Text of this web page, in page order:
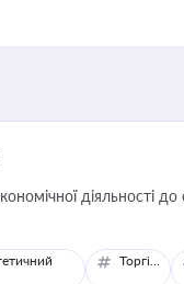
діяльності
Торгівля